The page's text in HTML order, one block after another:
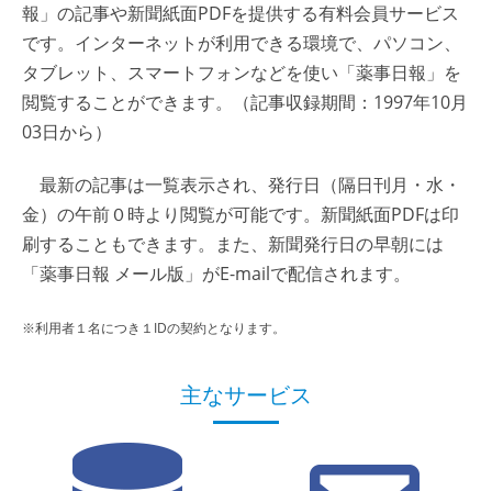
報」の記事や新聞紙面PDFを提供する有料会員サービス
です。インターネットが利用できる環境で、パソコン、
タブレット、スマートフォンなどを使い「薬事日報」を
閲覧することができます。（記事収録期間：1997年10月
03日から）
最新の記事は一覧表示され、発行日（隔日刊月・水・
金）の午前０時より閲覧が可能です。新聞紙面PDFは印
刷することもできます。また、新聞発行日の早朝には
「薬事日報 メール版」がE-mailで配信されます。
※利用者１名につき１IDの契約となります。
主なサービス